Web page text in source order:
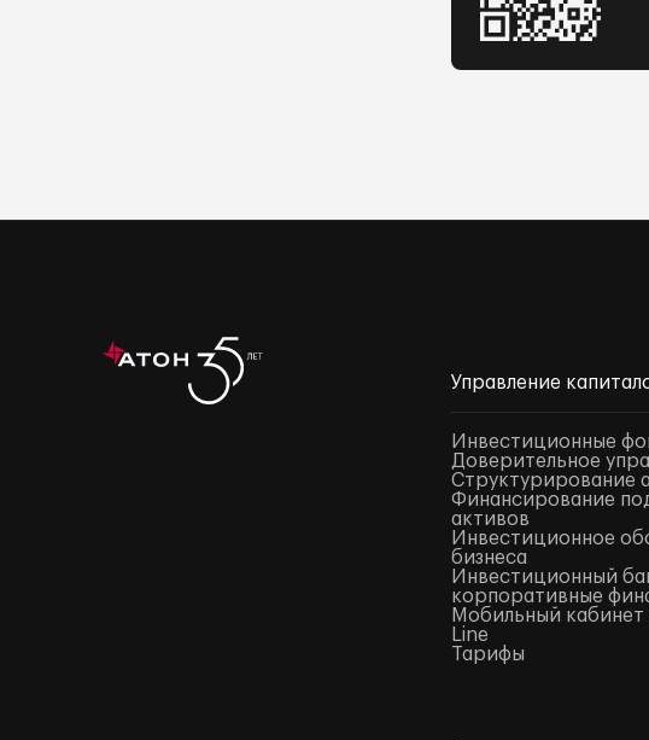
Управление
Инвестиционные
Доверительное
Структурирование
Финансирование
активов
Инвестиционное
бизнеса
Инвестиционный
корпоративные
Мобильный кабинет
Line
Тарифы